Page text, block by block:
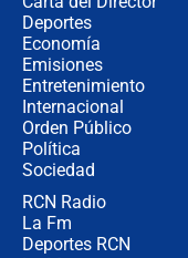
Deportes
Economía
Emisiones
Entretenimiento
Internacional
Orden Público
Política
Sociedad
RCN Radio
La Fm
Deportes RCN